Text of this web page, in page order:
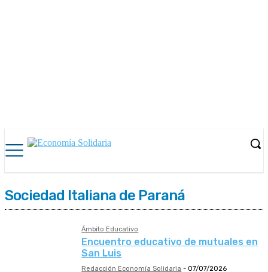
Sociedad Italiana de Paraná
Ámbito Educativo
Encuentro educativo de mutuales en
San Luis
Redacción Economía Solidaria - 07/07/2026